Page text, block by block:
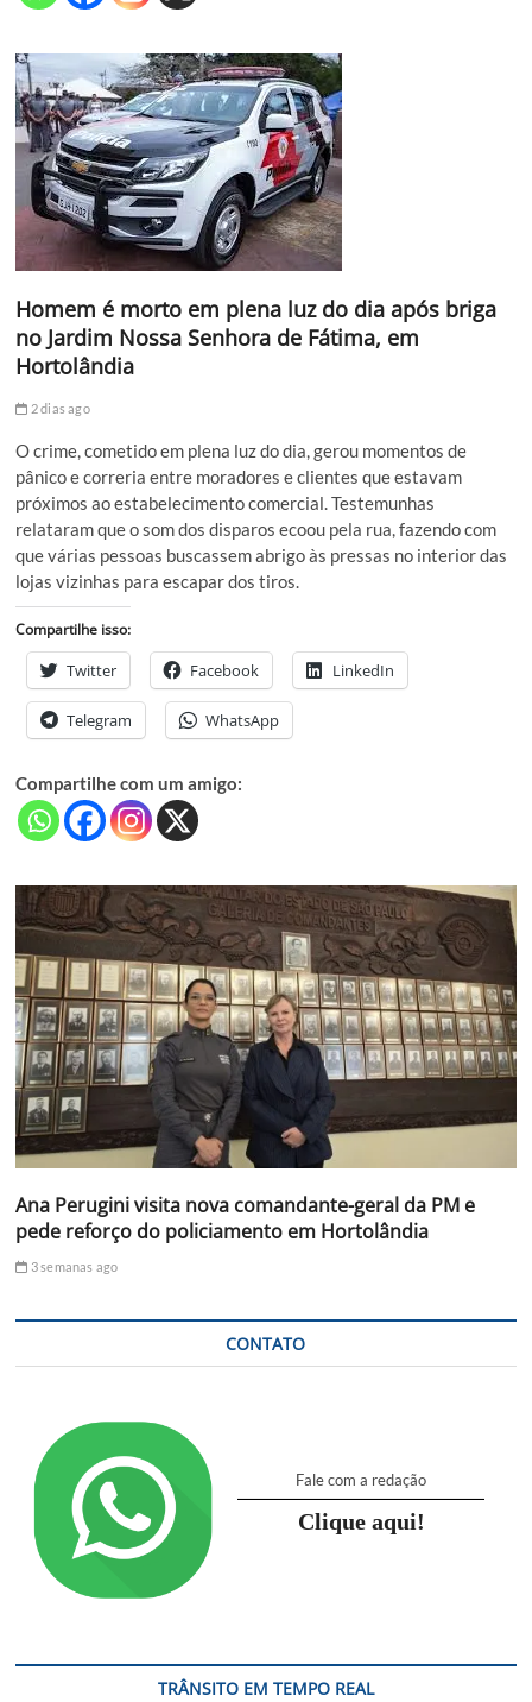
Homem é morto em plena luz do dia após briga
no Jardim Nossa Senhora de Fátima, em
Hortolândia
2 dias ago
O crime, cometido em plena luz do dia, gerou momentos de
pânico e correria entre moradores e clientes que estavam
próximos ao estabelecimento comercial. Testemunhas
relataram que o som dos disparos ecoou pela rua, fazendo com
que várias pessoas buscassem abrigo às pressas no interior das
lojas vizinhas para escapar dos tiros.
Compartilhe isso:
Twitter Facebook LinkedIn
Telegram WhatsApp
Compartilhe com um amigo:
Ana Perugini visita nova comandante-geral da PM e
pede reforço do policiamento em Hortolândia
3 semanas ago
CONTATO
Fale com a redação
Clique aqui!
TRÂNSITO EM TEMPO REAL